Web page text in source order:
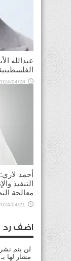
عبدالله
04/28
أحمد
التنفيذ
معالجة
04/21
اضف رد
لن يتم نشر
مشار لها بـ